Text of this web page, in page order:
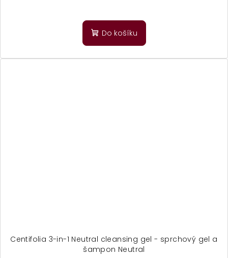
Do košíku
Centifolia 3-in-1 Neutral cleansing gel - sprchový gel a
šampon Neutral